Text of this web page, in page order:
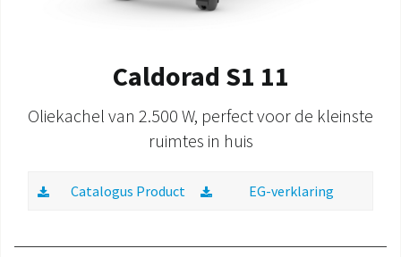
Caldorad S1 11
Oliekachel van 2.500 W, perfect voor de kleinste
ruimtes in huis
Catalogus Product EG-verklaring